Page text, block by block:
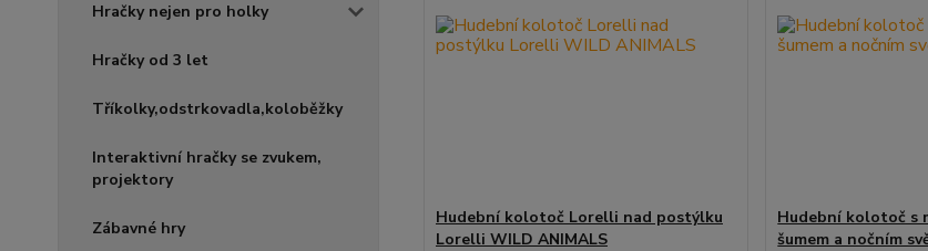
Hračky nejen pro holky
Hračky od 3 let
Tříkolky,odstrkovadla,koloběžky
Interaktivní hračky se zvukem,
projektory
Zábavné hry
Hudební kolotoč Lorelli nad postýlku
Lorelli WILD ANIMALS
Hudební kolotoč s
šumem a nočním